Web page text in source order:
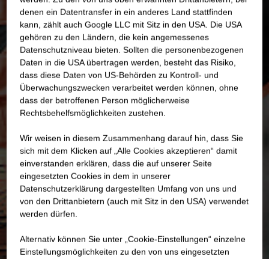
denen ein Datentransfer in ein anderes Land stattfinden
kann, zählt auch Google LLC mit Sitz in den USA. Die USA
gehören zu den Ländern, die kein angemessenes
Datenschutzniveau bieten. Sollten die personenbezogenen
Daten in die USA übertragen werden, besteht das Risiko,
dass diese Daten von US-Behörden zu Kontroll- und
Überwachungszwecken verarbeitet werden können, ohne
dass der betroffenen Person möglicherweise
Rechtsbehelfsmöglichkeiten zustehen.
Wir weisen in diesem Zusammenhang darauf hin, dass Sie
sich mit dem Klicken auf „Alle Cookies akzeptieren“ damit
ein­ver­standen erklären, dass die auf unserer Seite
eingesetzten Cookies in dem in unserer
Datenschutzerklärung dargestellten Umfang von uns und
von den Drittanbietern (auch mit Sitz in den USA) verwendet
werden dürfen.
Alternativ können Sie unter „Cookie-Einstellungen“ einzelne
Einstellungsmöglichkeiten zu den von uns eingesetzten